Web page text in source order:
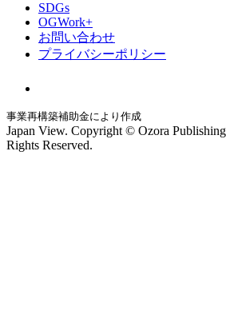
SDGs
OGWork+
お問い合わせ
プライバシーポリシー
事業再構築補助金により作成
Japan View. Copyright © Ozora
Rights Reserved.